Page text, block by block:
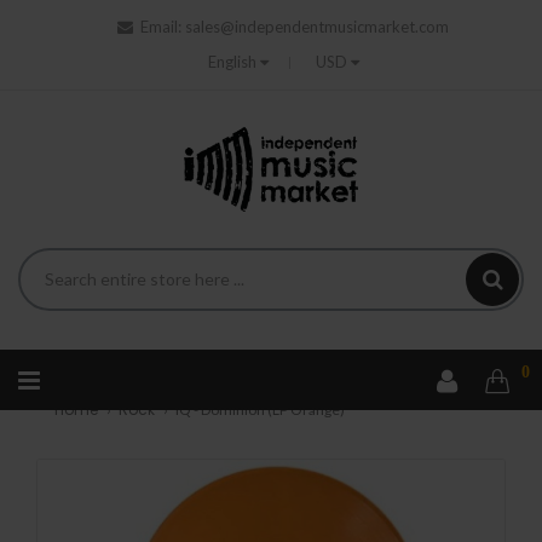
Email:
sales@independentmusicmarket.com
English
USD
0
Home Rock IQ - Dominion (LP Orange)